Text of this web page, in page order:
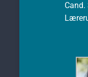
Cand.